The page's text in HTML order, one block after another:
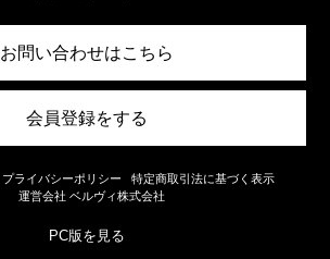
お問い合わせはこちら
会員登録をする
プライバシーポリシー
特定商取引法に基づく表示
運営会社 ベルヴィ株式会社
PC版を見る